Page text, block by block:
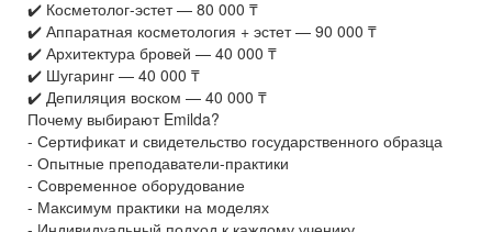
✔️ Косметолог-эстет — 80 000 ₸
✔️ Аппаратная косметология + эстет — 90 000 ₸
✔️ Архитектура бровей — 40 000 ₸
✔️ Шугаринг — 40 000 ₸
✔️ Депиляция воском — 40 000 ₸
Почему выбирают Emilda?
- Сертификат и свидетельство государственного образца
- Опытные преподаватели-практики
- Современное оборудование
- Максимум практики на моделях